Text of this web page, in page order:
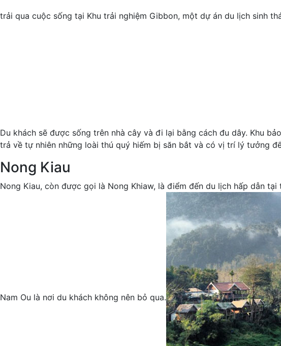
trải qua cuộc sống tại Khu trải nghiệm Gibbon, một dự án du lịch sinh
Du khách sẽ được sống trên nhà cây và đi lại bằng cách đu dây. Khu
trả về tự nhiên những loài thú quý hiếm bị săn bắt và có vị trí lý tưởng
Nong Kiau
Nong Kiau, còn được gọi là Nong Khiaw, là điểm đến du lịch hấp dẫn
Nam Ou là nơi du khách không nên bỏ qua.